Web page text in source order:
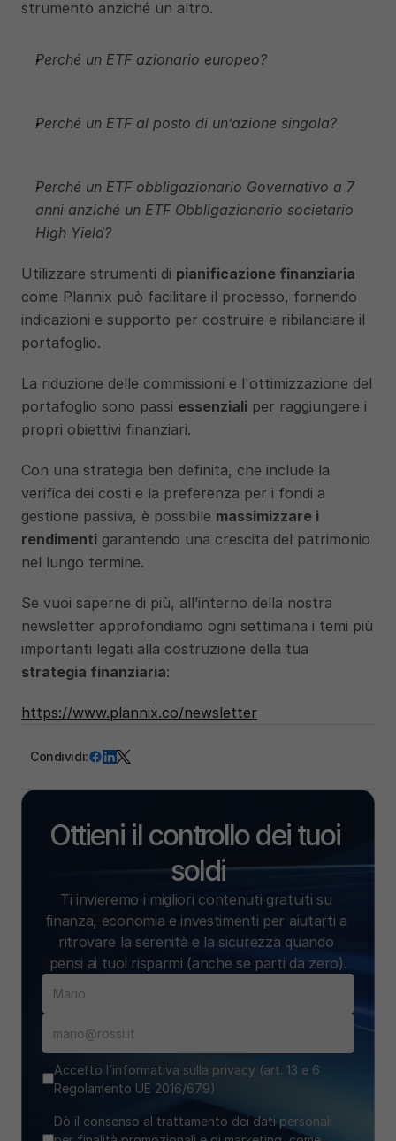
strumento anziché un altro.
Perché un ETF azionario europeo?
Perché un ETF al posto di un’azione singola?
Perché un ETF obbligazionario Governativo a 7
anni anziché un ETF Obbligazionario societario
High Yield?
Utilizzare strumenti di pianificazione finanziaria
come Plannix può facilitare il processo, fornendo
indicazioni e supporto per costruire e ribilanciare il
portafoglio.
La riduzione delle commissioni e l'ottimizzazione del
portafoglio sono passi essenziali per raggiungere i
propri obiettivi finanziari.
Con una strategia ben definita, che include la
verifica dei costi e la preferenza per i fondi a
gestione passiva, è possibile massimizzare i
rendimenti garantendo una crescita del patrimonio
nel lungo termine.
Se vuoi saperne di più, all’interno della nostra
newsletter approfondiamo ogni settimana i temi più
strategia finanziaria:
https://www.plannix.co/newsletter
Condividi:
Ottieni il controllo dei tuoi
soldi
Ti invieremo i migliori contenuti gratuiti su
finanza, economia e investimenti per aiutarti a
ritrovare la serenità e la sicurezza quando
pensi ai tuoi risparmi (anche se parti da zero).
Accetto l’informativa sulla privacy (art. 13 e 6
Regolamento UE 2016/679)
Dò il consenso al trattamento dei dati personali